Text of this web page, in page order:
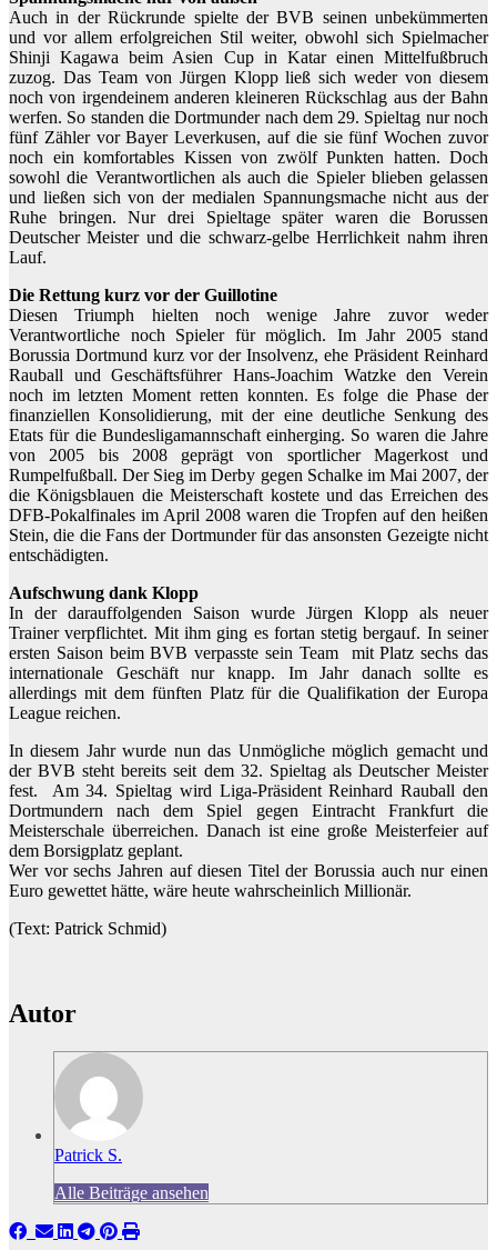
Auch in der Rückrunde spielte der BVB seinen unbekümmerten
und vor allem erfolgreichen Stil weiter, obwohl sich Spielmacher
Shinji Kagawa beim Asien Cup in Katar einen Mittelfußbruch
zuzog. Das Team von Jürgen Klopp ließ sich weder von diesem
noch von irgendeinem anderen kleineren Rückschlag aus der Bahn
werfen. So standen die Dortmunder nach dem 29. Spieltag nur noch
fünf Zähler vor Bayer Leverkusen, auf die sie fünf Wochen zuvor
noch ein komfortables Kissen von zwölf Punkten hatten. Doch
sowohl die Verantwortlichen als auch die Spieler blieben gelassen
und ließen sich von der medialen Spannungsmache nicht aus der
Ruhe bringen. Nur drei Spieltage später waren die Borussen
Deutscher Meister und die schwarz-gelbe Herrlichkeit nahm ihren
Lauf.
Die Rettung kurz vor der Guillotine
Diesen Triumph hielten noch wenige Jahre zuvor weder
Verantwortliche noch Spieler für möglich. Im Jahr 2005 stand
Borussia Dortmund kurz vor der Insolvenz, ehe Präsident Reinhard
Rauball und Geschäftsführer Hans-Joachim Watzke den Verein
noch im letzten Moment retten konnten. Es folge die Phase der
finanziellen Konsolidierung, mit der eine deutliche Senkung des
Etats für die Bundesligamannschaft einherging. So waren die Jahre
von 2005 bis 2008 geprägt von sportlicher Magerkost und
Rumpelfußball. Der Sieg im Derby gegen Schalke im Mai 2007, der
die Königsblauen die Meisterschaft kostete und das Erreichen des
DFB-Pokalfinales im April 2008 waren die Tropfen auf den heißen
Stein, die die Fans der Dortmunder für das ansonsten Gezeigte nicht
entschädigten.
Aufschwung dank Klopp
In der darauffolgenden Saison wurde Jürgen Klopp als neuer
Trainer verpflichtet. Mit ihm ging es fortan stetig bergauf. In seiner
ersten Saison beim BVB verpasste sein Team mit Platz sechs das
internationale Geschäft nur knapp. Im Jahr danach sollte es
allerdings mit dem fünften Platz für die Qualifikation der Europa
League reichen.
In diesem Jahr wurde nun das Unmögliche möglich gemacht und
der BVB steht bereits seit dem 32. Spieltag als Deutscher Meister
fest. Am 34. Spieltag wird Liga-Präsident Reinhard Rauball den
Dortmundern nach dem Spiel gegen Eintracht Frankfurt die
Meisterschale überreichen. Danach ist eine große Meisterfeier auf
dem Borsigplatz geplant.
Wer vor sechs Jahren auf diesen Titel der Borussia auch nur einen
Euro gewettet hätte, wäre heute wahrscheinlich Millionär.
(Text: Patrick Schmid)
Autor
Patrick S.
Alle Beiträge ansehen